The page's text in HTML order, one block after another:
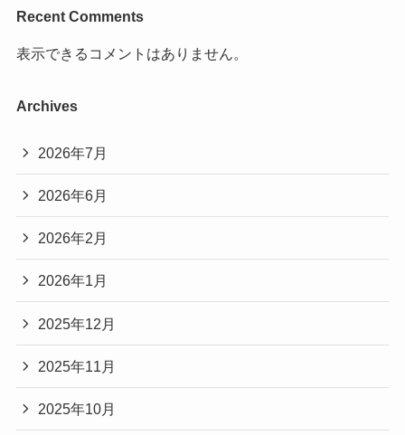
Recent Comments
表示できるコメントはありません。
Archives
2026年7月
2026年6月
2026年2月
2026年1月
2025年12月
2025年11月
2025年10月